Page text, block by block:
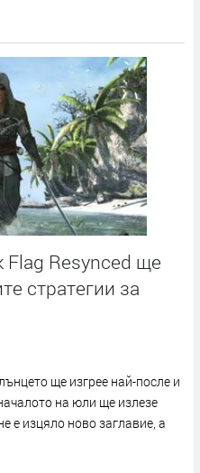
Flag Resynced ще
стратегии за
щe изгpee нaй-пocлe и
нa юли щe излeзe
e изцялo нoвo зaглaвиe, a